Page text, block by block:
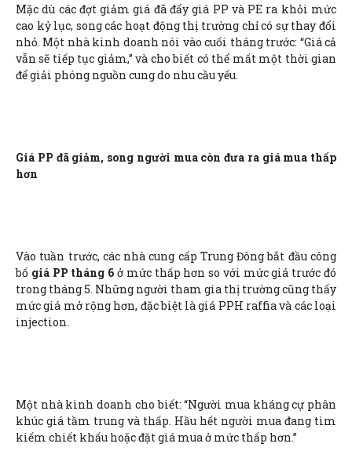
Mặc dù các đợt giảm giá đã đẩy giá PP và PE ra khỏi mức
cao kỷ lục, song các hoạt động thị trường chỉ có sự thay đổi
nhỏ. Một nhà kinh doanh nói vào cuối tháng trước: “Giá cả
vẫn sẽ tiếp tục giảm,” và cho biết có thể mất một thời gian
để giải phóng nguồn cung do nhu cầu yếu.
Giá PP đã giảm, song người mua còn đưa ra giá mua thấp
hơn
Vào tuần trước, các nhà cung cấp Trung Đông bắt đầu công
bố giá PP tháng 6 ở mức thấp hơn so với mức giá trước đó
trong tháng 5. Những người tham gia thị trường cũng thấy
mức giá mở rộng hơn, đặc biệt là giá PPH raffia và các loại
injection.
Một nhà kinh doanh cho biết: “Người mua kháng cự phân
khúc giá tầm trung và thấp. Hầu hết người mua đang tìm
kiếm chiết khấu hoặc đặt giá mua ở mức thấp hơn.”